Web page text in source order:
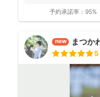
予約承諾率： 95%
new まつ
5